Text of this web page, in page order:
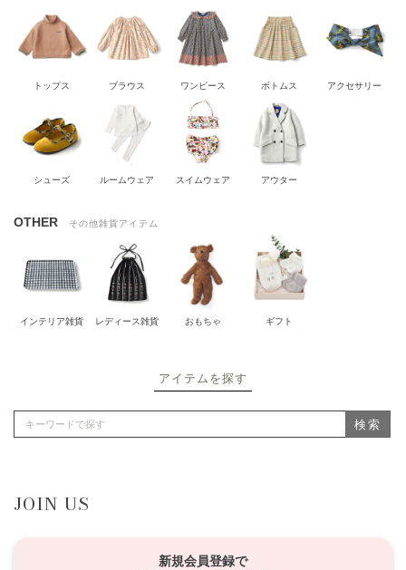
トップス ブラウス ワンピース ボトムス アクセサリー
シューズ ルームウェア スイムウェア アウター
OTHER その他雑貨アイテム
インテリア雑貨 レディース雑貨 おもちゃ ギフト
アイテムを探す
検索
JOIN US
新規会員登録で